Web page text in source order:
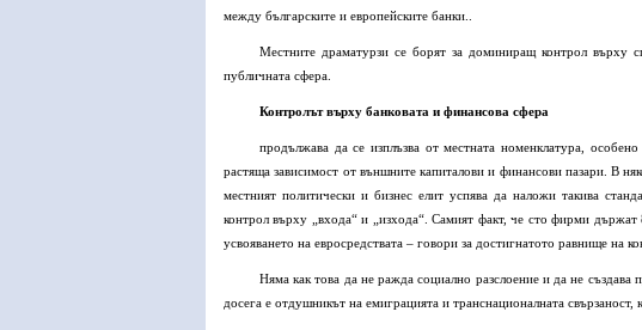
между българските и европейските банки..
Местните драматурзи се борят за доминиращ контрол върху
публичната сфера.
Контролът върху банковата и финансова сфера
продължава да се изплъзва от местната номенклатура,
растяща зависимост от външните капиталови и финансови пазари. В
местният политически и бизнес елит успява да наложи такива
контрол върху „входа“ и „изхода“. Самият факт, че сто фирми
усвояването на евросредствата – говори за достигнатото равнище на
Няма как това да не ражда социално разслоение и да не създава
досега е отдушникът на емиграцията и транснационалната